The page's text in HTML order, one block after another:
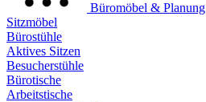
Büromöbel & Planung
Sitzmöbel
Bürostühle
Aktives Sitzen
Besucherstühle
Bürotische
Arbeitstische